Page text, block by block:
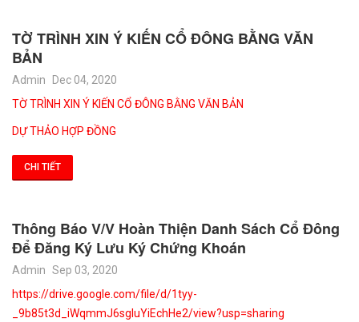
TỜ TRÌNH XIN Ý KIẾN CỔ ĐÔNG BẰNG VĂN
BẢN
Admin
Dec 04, 2020
TỜ TRÌNH XIN Ý KIẾN CỔ ĐÔNG BẰNG VĂN BẢN
DỰ THẢO HỢP ĐỒNG
CHI TIẾT
Thông Báo V/v Hoàn Thiện Danh Sách Cổ Đông
Để Đăng Ký Lưu Ký Chứng Khoán
Admin Sep 03, 2020
https://drive.google.com/file/d/1tyy-
_9b85t3d_iWqmmJ6sgIuYiEchHe2/view?usp=sharing